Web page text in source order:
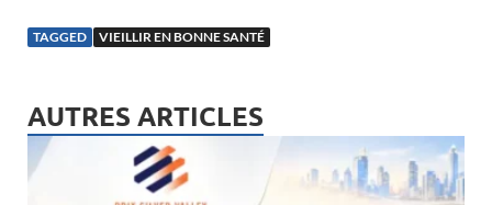
TAGGED VIEILLIR EN BONNE SANTÉ
AUTRES ARTICLES